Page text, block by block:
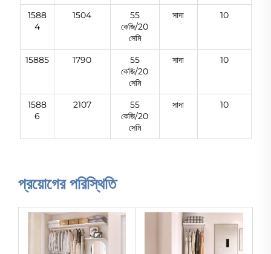
1588
4
1504
55
কেজি/20
সেমি
সাদা 10
15885 1790
55
কেজি/20
সেমি
সাদা 10
1588
6
2107
55
কেজি/20
সেমি
সাদা 10
প্রয়োগের পরিস্থিতি